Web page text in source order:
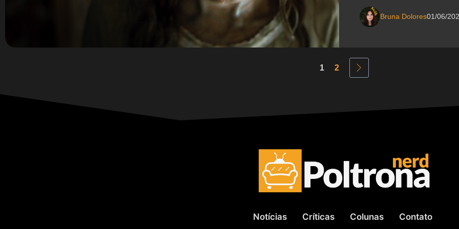
Bruna Dolores01/06/
1 2
Notícias Críticas Colunas Contato